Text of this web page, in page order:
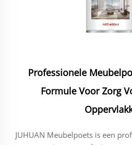
Professionele
Formule Voor Zorg
JUHUAN Meubelpoets is een